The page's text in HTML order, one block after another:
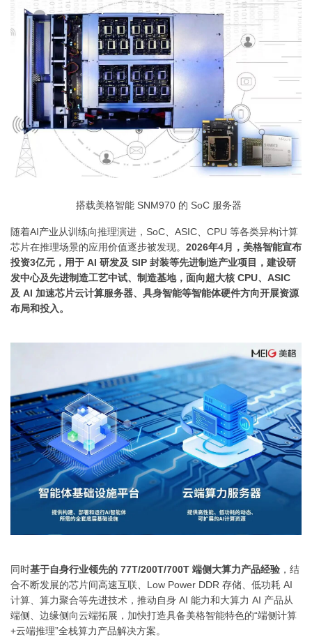
搭载美格智能 SNM970 的 SoC 服务器
随着AI产业从训练向推理演进，SoC、 ASIC、CPU 等各类异构计算
芯片在推理场景的应用价值逐步被发现。 2026年4月，美格智能宣布
投资3亿元，用于 AI 研发及 SIP 封装等先进制造产业项目，建设研
发中心及先进制造工艺中试、制造基地，面向超大核 CPU、ASIC
及 AI 加速芯片云计算服务器、具身智能等智能体硬件方向开展资源
布局和投入。
同时基于自身行业领先的 77T/200T/700T 端侧大算力产品经验 ，结
合不断发展的芯片间高速互联、Low Power DDR 存储、低功耗 AI
计算、算力聚合等先进技术，推动自身 AI 能力和大算力 AI 产品从
端侧、边缘侧向云端拓展，加快打造具备美格智能特色的“端侧计算
+云端推理”全栈算力产品解决方案。